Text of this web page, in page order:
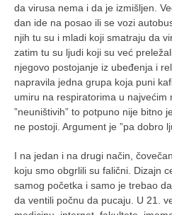
da virusa nema i da je izmišljen.
dan ide na posao ili se vozi
njih tu su i mladi koji smatraju da
zatim tu su ljudi koji su već
njegovo postojanje iz ubeđenja i
napravila jedna grupa koja puni
umiru na respiratorima u najvećim
”neuništivih” to potpuno nije bitno
ne postoji. Argument je ”pa dobro
I na jedan i na drugi način,
koju smo obgrlili su falični. Dizajn
samog početka i samo je trebao
da ventili počnu da pucaju. U 21.